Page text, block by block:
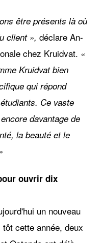
être présents là où
client », déclare An-
chez Kruidvat. «
Kruidvat bien
qui répond
Ce vaste
davantage de
la beauté et le
ouvrir dix
un nouveau
cette année, deux